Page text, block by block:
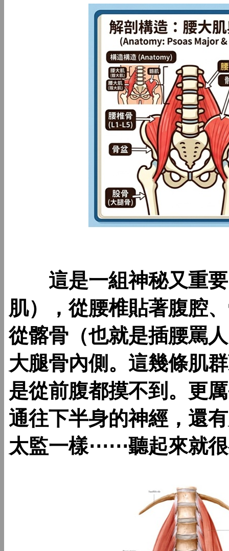
這是一組神秘又重要
肌），從腰椎貼著腹腔
從髂骨（也就是插腰罵
大腿骨內側。這幾條肌
是從前腹都摸不到。更
通往下半身的神經，還
太監一樣⋯⋯聽起來就很